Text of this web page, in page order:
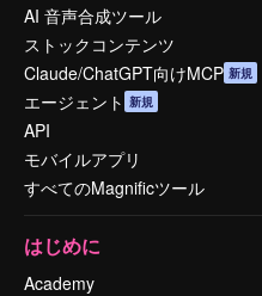
AI 音声合成ツール
ストックコンテンツ
Claude/ChatGPT向けMCP 新規
エージェント 新規
API
モバイルアプリ
すべてのMagnificツール
はじめに
Academy